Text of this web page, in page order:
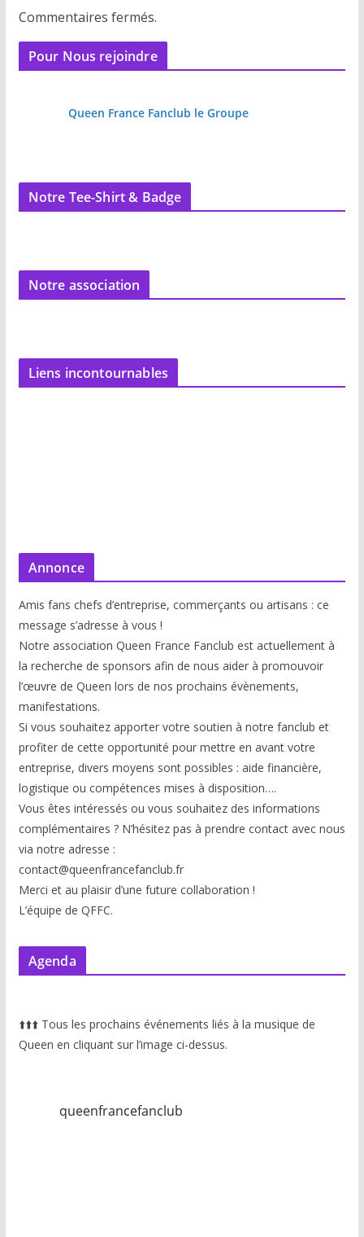
Commentaires fermés.
Pour Nous rejoindre
Queen France Fanclub le Groupe
Notre Tee-Shirt & Badge
Notre association
Liens incontournables
Annonce
Amis fans chefs d’entreprise, commerçants ou artisans : ce
message s’adresse à vous !
Notre association Queen France Fanclub est actuellement à
la recherche de sponsors afin de nous aider à promouvoir
l’œuvre de Queen lors de nos prochains évènements,
manifestations.
Si vous souhaitez apporter votre soutien à notre fanclub et
profiter de cette opportunité pour mettre en avant votre
entreprise, divers moyens sont possibles : aide financière,
logistique ou compétences mises à disposition….
Vous êtes intéressés ou vous souhaitez des informations
complémentaires ? N’hésitez pas à prendre contact avec nous
via notre adresse :
contact@queenfrancefanclub.fr
Merci et au plaisir d’une future collaboration !
L’équipe de QFFC.
Agenda
⬆️⬆️⬆️ Tous les prochains événements liés à la musique de
Queen en cliquant sur l’image ci-dessus.
queenfrancefanclub